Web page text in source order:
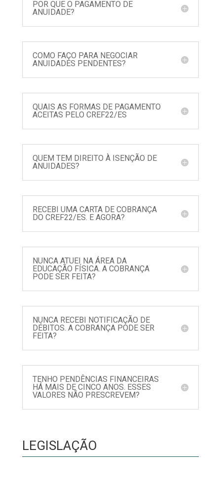
POR QUE O PAGAMENTO DE
ANUIDADE?
COMO FAÇO PARA NEGOCIAR
ANUIDADES PENDENTES?
QUAIS AS FORMAS DE PAGAMENTO
ACEITAS PELO CREF22/ES
QUEM TEM DIREITO À ISENÇÃO DE
ANUIDADES?
RECEBI UMA CARTA DE COBRANÇA
DO CREF22/ES. E AGORA?
NUNCA ATUEI NA ÁREA DA
EDUCAÇÃO FÍSICA. A COBRANÇA
PODE SER FEITA?
NUNCA RECEBI NOTIFICAÇÃO DE
DÉBITOS. A COBRANÇA PODE SER
FEITA?
TENHO PENDÊNCIAS FINANCEIRAS
HÁ MAIS DE CINCO ANOS. ESSES
VALORES NÃO PRESCREVEM?
LEGISLAÇÃO